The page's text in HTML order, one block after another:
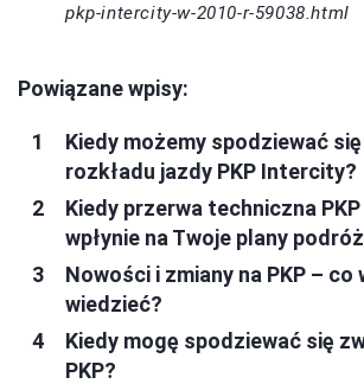
pkp-intercity-w-2010-r-59038.html
Powiązane wpisy:
Kiedy możemy spodziewać
rozkładu jazdy PKP Intercity?
Kiedy przerwa techniczna
wpłynie na Twoje plany
Nowości i zmiany na PKP – co
wiedzieć?
Kiedy mogę spodziewać się
PKP?